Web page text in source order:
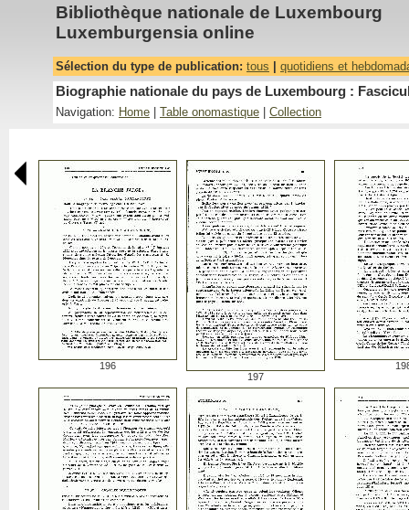
Bibliothèque nationale de Luxembourg
Luxemburgensia online
Sélection du type de publication: tous quotidiens et
Biographie nationale du pays de Luxembourg :
Navigation: Home Table onomastique Collection
196
197